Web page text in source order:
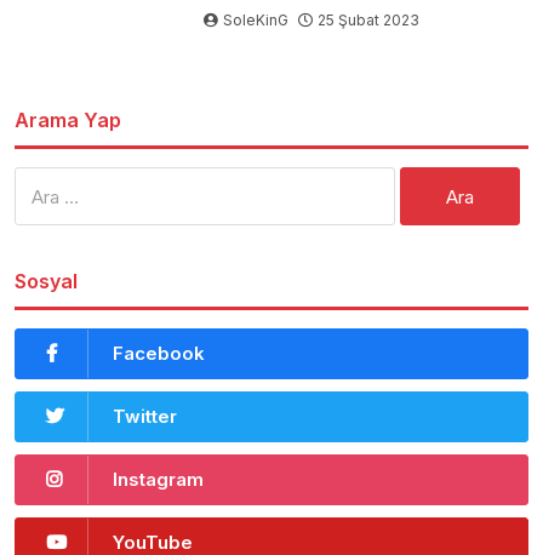
SoleKinG 25 Şubat 2023
Arama Yap
Sosyal
Facebook
Twitter
Instagram
YouTube